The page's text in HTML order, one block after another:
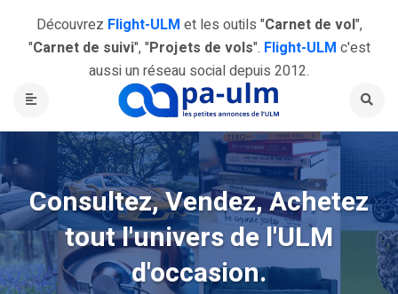
Découvrez Flight-ULM et les outils "Carnet de vol",
"Carnet de suivi", "Projets de vols". Flight-ULM c'est
aussi un réseau social depuis 2012.
Consultez, Vendez, Achetez
tout l'univers de l'ULM
d'occasion.